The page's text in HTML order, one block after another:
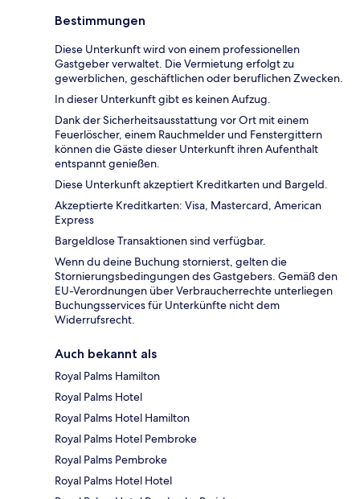
Bestimmungen
Diese Unterkunft wird von einem professionellen
Gastgeber verwaltet. Die Vermietung erfolgt zu
gewerblichen, geschäftlichen oder beruflichen Zwecken.
In dieser Unterkunft gibt es keinen Aufzug.
Dank der Sicherheitsausstattung vor Ort mit einem
Feuerlöscher, einem Rauchmelder und Fenstergittern
können die Gäste dieser Unterkunft ihren Aufenthalt
entspannt genießen.
Diese Unterkunft akzeptiert Kreditkarten und Bargeld.
Akzeptierte Kreditkarten: Visa, Mastercard, American
Express
Bargeldlose Transaktionen sind verfügbar.
Wenn du deine Buchung stornierst, gelten die
Stornierungsbedingungen des Gastgebers. Gemäß den
EU-Verordnungen über Verbraucherrechte unterliegen
Buchungsservices für Unterkünfte nicht dem
Widerrufsrecht.
Auch bekannt als
Royal Palms Hamilton
Royal Palms Hotel
Royal Palms Hotel Hamilton
Royal Palms Hotel Pembroke
Royal Palms Pembroke
Royal Palms Hotel Hotel